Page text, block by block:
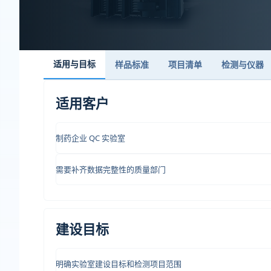
适用与目标 样品标准 项目清单 检测与仪器
适用客户
制药企业 QC 实验室
需要补齐数据完整性的质量部门
建设目标
明确实验室建设目标和检测项目范围